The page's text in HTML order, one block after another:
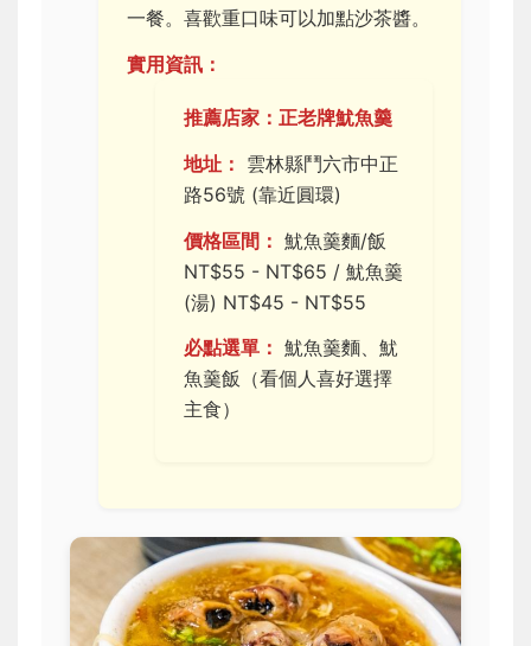
一餐。喜歡重口味可以加點沙茶醬。
實用資訊：
推薦店家：正老牌魷魚羹
地址： 雲林縣鬥六市中正
路56號 (靠近圓環)
價格區間： 魷魚羹麵/飯
NT$55 - NT$65 / 魷魚羹
(湯) NT$45 - NT$55
必點選單： 魷魚羹麵、魷
魚羹飯（看個人喜好選擇
主食）